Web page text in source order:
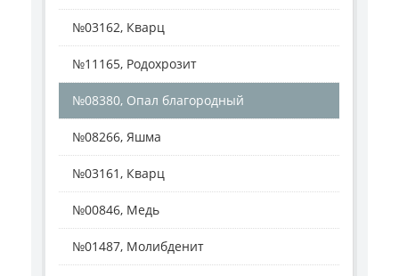
№03162, Кварц
№11165, Родохрозит
№08380, Опал благородный
№08266, Яшма
№03161, Кварц
№00846, Медь
№01487, Молибденит